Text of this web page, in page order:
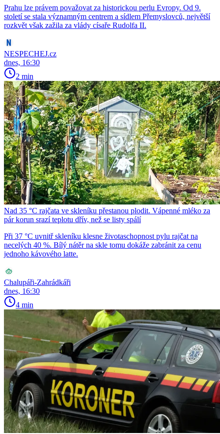
Prahu lze právem považovat za historickou perlu Evropy. Od 9.
století se stala významným centrem a sídlem Přemyslovců, největší
rozkvět však zažila za vlády císaře Rudolfa II.
NESPECHEJ.cz
dnes, 16:30
2 min
Nad 35 °C rajčata ve skleníku přestanou plodit. Vápenné mléko za
pár korun srazí teplotu dřív, než se listy spálí
Při 37 °C uvnitř skleníku klesne životaschopnost pylu rajčat na
necelých 40 %. Bílý nátěr na skle tomu dokáže zabránit za cenu
jednoho kávového latte.
Chalupáři-Zahrádkáři
dnes, 16:30
4 min